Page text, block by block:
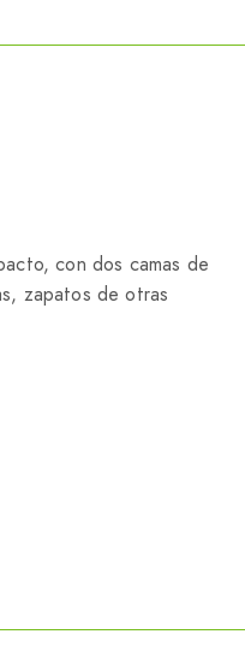
con dos camas de
zapatos de otras